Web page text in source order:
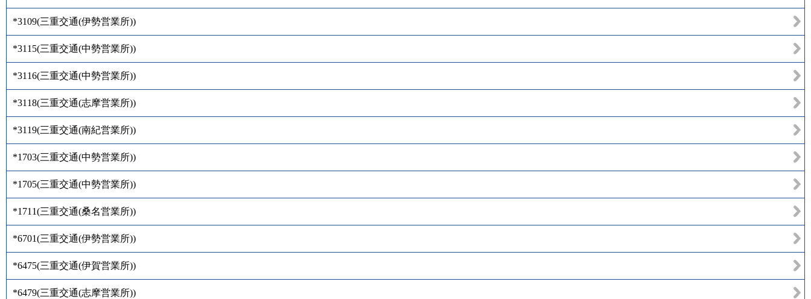
*3109(三重交通(伊勢営業所))
*3115(三重交通(中勢営業所))
*3116(三重交通(中勢営業所))
*3118(三重交通(志摩営業所))
*3119(三重交通(南紀営業所))
*1703(三重交通(中勢営業所))
*1705(三重交通(中勢営業所))
*1711(三重交通(桑名営業所))
*6701(三重交通(伊勢営業所))
*6475(三重交通(伊賀営業所))
*6479(三重交通(志摩営業所))